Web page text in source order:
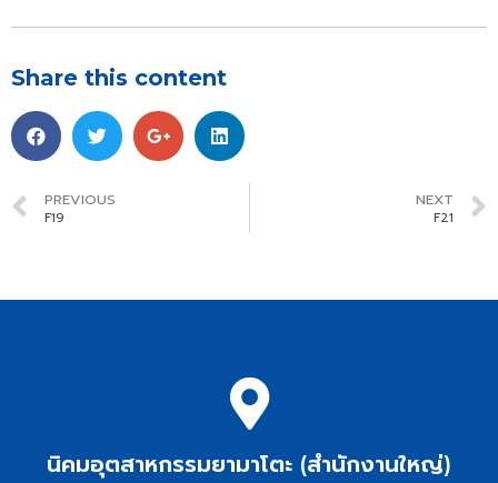
Share this content
PREVIOUS
F19
NEXT
F21
นิคมอุตสาหกรรมยามาโตะ (สำนักงานใหญ่)